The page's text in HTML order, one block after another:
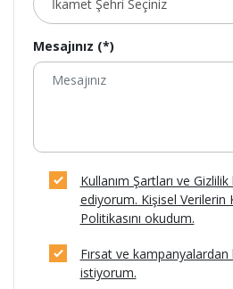
Mesajınız (*)
Kullanım Şartları ve
ediyorum. Kişisel Verilerin
Politikasını okudum.
Fırsat ve
istiyorum.